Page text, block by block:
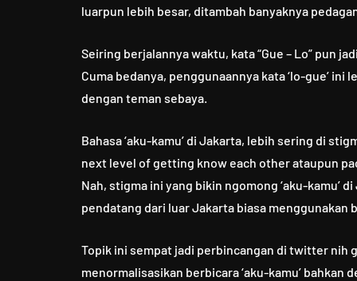
luarpun lebih besar, ditambah banyaknya
Seiring berjalannya waktu, kata “Gue – Lo” pun
Cuma bedanya, penggunaannya kata ‘lo-gue’
dengan teman sebaya.
Bahasa ‘aku-kamu’ di Jakarta, lebih sering di
next level of getting know each other ataupun
Nah, stigma ini yang bikin ngomong ‘aku-kamu’
pendatang dari luar Jakarta biasa menggunakan
Topik ini sempat jadi perbincangan di twitter nih
menormalisasikan berbicara ‘aku-kamu’ bahkan